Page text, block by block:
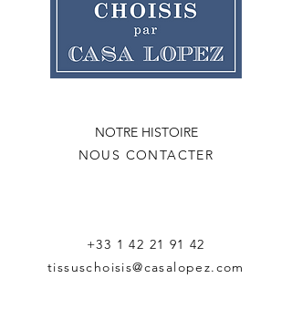
NOTRE HISTOIRE
NOUS CONTACTER
+33 1 42 21 91 42
tissuschoisis@casalopez.com